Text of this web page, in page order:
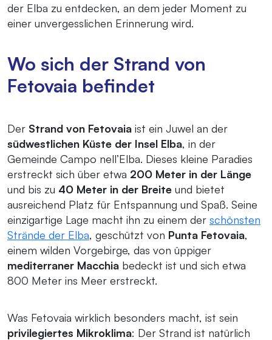
der Elba zu entdecken, an dem jeder Moment zu
einer unvergesslichen Erinnerung wird.
Wo sich der Strand von
Fetovaia befindet
Der Strand von Fetovaia ist ein Juwel an der
südwestlichen Küste der Insel Elba, in der
Gemeinde Campo nell’Elba. Dieses kleine Paradies
erstreckt sich über etwa 200 Meter in der Länge
und bis zu 40 Meter in der Breite und bietet
ausreichend Platz für Entspannung und Spaß. Seine
einzigartige Lage macht ihn zu einem der schönsten
Strände der Elba, geschützt von Punta Fetovaia,
einem wilden Vorgebirge, das von üppiger
mediterraner Macchia bedeckt ist und sich etwa
800 Meter ins Meer erstreckt.
Was Fetovaia wirklich besonders macht, ist sein
privilegiertes Mikroklima: Der Strand ist natürlich